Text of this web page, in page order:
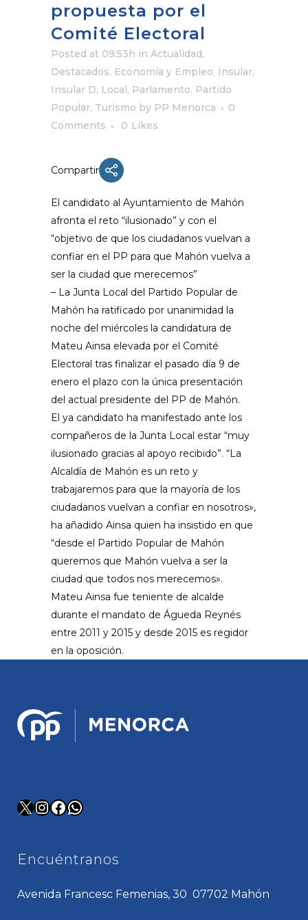
propuesta por el
Comité Electoral
Posted at 09:53h in Actualidad,
Destacados, Economía y Empleo, Insular,
Insular D, Local, Parlamento, Partido
Popular, Turismo by PP Menorca
0
Comments
0 Likes
Compartir
El candidato al Ayuntamiento de Mahón
afronta el reto “ilusionado” y con el
“objetivo de que los ciudadanos vuelvan a
confiar en el PP para que Mahón vuelva a
ser la ciudad que merecemos”
– La Junta Local del Partido Popular de
Mahón ha ratificado por unanimidad la
noche del miércoles la candidatura de
Mateu Ainsa elevada por el Comité
Electoral tras finalizar el pasado día 9 de
enero el plazo con la única presentación
del actual presidente del PP de Mahón.
El ya candidato ha manifestado ante los
compañeros de la Junta Local estar “muy
ilusionado gracias al apoyo recibido”. “La
Alcaldía de Mahón es un reto y
trabajaremos para que la mayoría de los
ciudadanos vuelvan a confiar en nosotros»,
ha añadido Ainsa quien ha insistido en que
“desde el Partido Popular de Mahón
queremos que Mahón vuelva a ser la
ciudad que todos nos merecemos».
Mateu Ainsa fue teniente de alcalde
durante el mandato de Águeda Reynés
entre 2011 y 2015 y desde 2015 es regidor
en la oposición.
X Instagram
Facebook
WhatsApp
Encuéntranos
Avenida Francesc Femenias, 30 07702 Mahón